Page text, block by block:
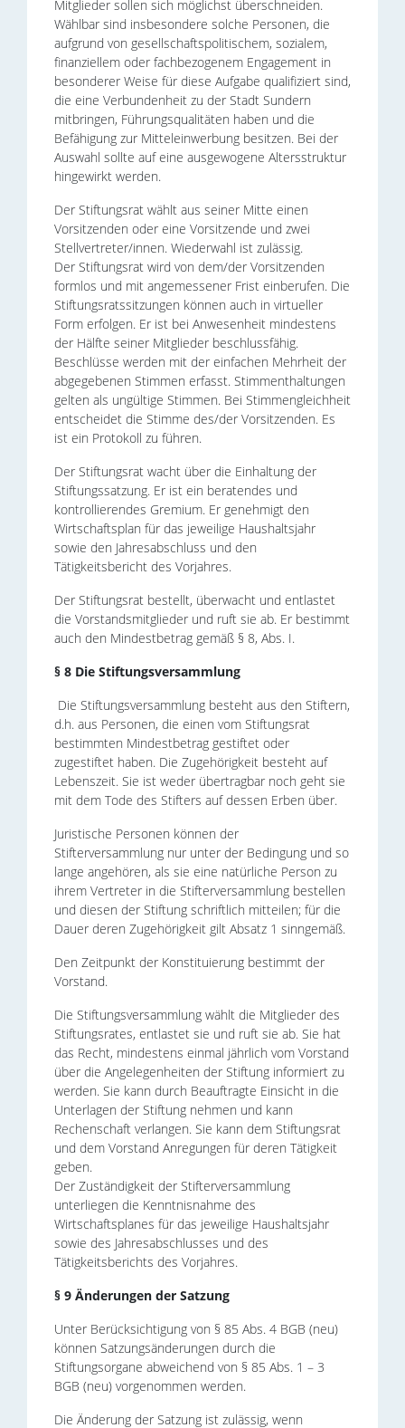
Mitglieder sollen sich möglichst überschneiden.
Wählbar sind insbesondere solche Personen, die
aufgrund von gesellschaftspolitischem, sozialem,
finanziellem oder fachbezogenem Engagement in
besonderer Weise für diese Aufgabe qualifiziert sind,
die eine Verbundenheit zu der Stadt Sundern
mitbringen, Führungsqualitäten haben und die
Befähigung zur Mitteleinwerbung besitzen. Bei der
Auswahl sollte auf eine ausgewogene Altersstruktur
hingewirkt werden.
Der Stiftungsrat wählt aus seiner Mitte einen
Vorsitzenden oder eine Vorsitzende und zwei
Stellvertreter/innen. Wiederwahl ist zulässig.
Der Stiftungsrat wird von dem/der Vorsitzenden
formlos und mit angemessener Frist einberufen. Die
Stiftungsratssitzungen können auch in virtueller
Form erfolgen. Er ist bei Anwesenheit mindestens
der Hälfte seiner Mitglieder beschlussfähig.
Beschlüsse werden mit der einfachen Mehrheit der
abgegebenen Stimmen erfasst. Stimmenthaltungen
gelten als ungültige Stimmen. Bei Stimmengleichheit
entscheidet die Stimme des/der Vorsitzenden. Es
ist ein Protokoll zu führen.
Der Stiftungsrat wacht über die Einhaltung der
Stiftungssatzung. Er ist ein beratendes und
kontrollierendes Gremium. Er genehmigt den
Wirtschaftsplan für das jeweilige Haushaltsjahr
sowie den Jahresabschluss und den
Tätigkeitsbericht des Vorjahres.
Der Stiftungsrat bestellt, überwacht und entlastet
die Vorstandsmitglieder und ruft sie ab. Er bestimmt
auch den Mindestbetrag gemäß § 8, Abs. I.
§ 8 Die Stiftungsversammlung
Die Stiftungsversammlung besteht aus den Stiftern,
d.h. aus Personen, die einen vom Stiftungsrat
bestimmten Mindestbetrag gestiftet oder
zugestiftet haben. Die Zugehörigkeit besteht auf
Lebenszeit. Sie ist weder übertragbar noch geht sie
mit dem Tode des Stifters auf dessen Erben über.
Juristische Personen können der
Stifterversammlung nur unter der Bedingung und so
lange angehören, als sie eine natürliche Person zu
ihrem Vertreter in die Stifterversammlung bestellen
und diesen der Stiftung schriftlich mitteilen; für die
Dauer deren Zugehörigkeit gilt Absatz 1 sinngemäß.
Den Zeitpunkt der Konstituierung bestimmt der
Vorstand.
Die Stiftungsversammlung wählt die Mitglieder des
Stiftungsrates, entlastet sie und ruft sie ab. Sie hat
das Recht, mindestens einmal jährlich vom Vorstand
über die Angelegenheiten der Stiftung informiert zu
werden. Sie kann durch Beauftragte Einsicht in die
Unterlagen der Stiftung nehmen und kann
Rechenschaft verlangen. Sie kann dem Stiftungsrat
und dem Vorstand Anregungen für deren Tätigkeit
geben.
Der Zuständigkeit der Stifterversammlung
unterliegen die Kenntnisnahme des
Wirtschaftsplanes für das jeweilige Haushaltsjahr
sowie des Jahresabschlusses und des
Tätigkeitsberichts des Vorjahres.
§ 9 Änderungen der Satzung
Unter Berücksichtigung von § 85 Abs. 4 BGB (neu)
können Satzungsänderungen durch die
Stiftungsorgane abweichend von § 85 Abs. 1 – 3
BGB (neu) vorgenommen werden.
Die Änderung der Satzung ist zulässig, wenn